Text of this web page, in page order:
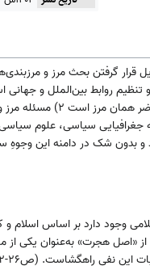
مرز و بیان تاریخچه‌ای از آن و همچنین تعریف فقه سیاسی (ص ۱۱-۲۱) به دلایل قرار
خارجی و تنظیم روابط بین‌الملل و
بدون شک باید حائل و عامل انفکاکی میان خود و دیگری وجود داشته
سیاسی، علوم
دارد و بدون شک در دامنه‌ این
وجود دارد بر اساس اسلام و
را وحدت الوهیت، وحدت دین و وحدت بشریت می‌دانند. (ص۲۳-۲۶). ایشان از «اصل
این نفی راهگشاست. (ص۲۶-۳۲)